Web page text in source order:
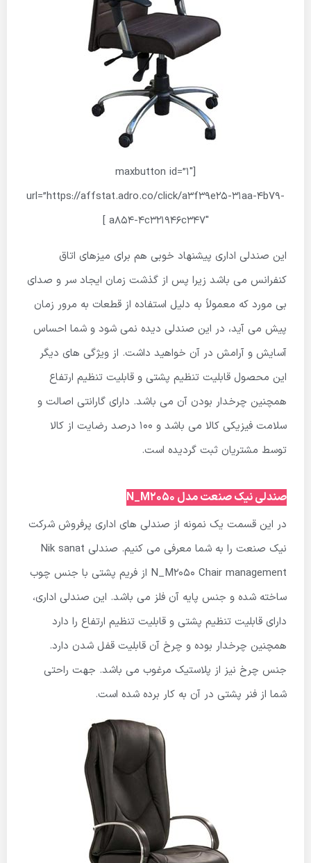
[maxbutton id=”1″
url=”https://affstat.adro.co/click/a3f39e25-31aa-4b79-
a854-4c321946c347″ ]
این صندلی اداری پیشنهاد خوبی هم برای میزهای اتاق
کنفرانس می باشد زیرا پس از گذشت زمان ایجاد سر و صدای
بی مورد که معمولاً به دلیل استفاده از قطعات به مرور زمان
پیش می آید، در این صندلی دیده نمی شود و شما احساس
آسایش و آرامش در آن خواهید داشت. از ویژگی های دیگر
این محصول قابلیت تنظیم پشتی و قابلیت تنظیم ارتفاع
همچنین چرخدار بودن آن می باشد. دارای گارانتی اصالت و
سلامت فیزیکی کالا می باشد و ۱۰۰ درصد رضایت از کالا
توسط مشتریان ثبت گردیده است.
صندلی نیک صنعت مدل N_M2050
در این قسمت یک نمونه از صندلی های اداری پرفروش شرکت
نیک صنعت را به شما معرفی می کنیم. صندلی Nik sanat
N_M2050 Chair management از فریم پشتی با جنس چوب
ساخته شده و جنس پایه آن فلز می باشد. این صندلی اداری،
دارای قابلیت تنظیم پشتی و قابلیت تنظیم ارتفاع را دارد
همچنین چرخدار بوده و چرخ آن قابلیت قفل شدن دارد.
جنس چرخ نیز از پلاستیک مرغوب می باشد. جهت راحتی
شما از فنر پشتی در آن به کار برده شده است.